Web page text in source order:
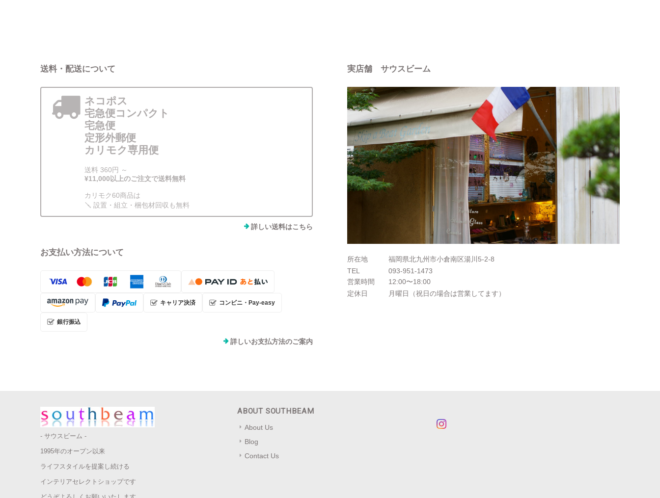
送料・配送について
ネコポス
宅急便コンパクト
宅急便
定形外郵便
カリモク専用便
送料 360円 ～
¥11,000以上のご注文で送料無料
カリモク60商品は
🪛 設置・組立・梱包材回収も無料
詳しい送料はこちら
お支払い方法について
キャリア決済 コンビニ・Pay-easy
銀行振込
詳しいお支払方法のご案内
実店舗 サウスビーム
所在地
福岡県北九州市小倉南区湯川5-2-8
TEL
093-951-1473
営業時間
12:00〜18:00
定休日
月曜日（祝日の場合は営業してます）
- サウスビーム -
1995年のオープン以来
ライフスタイルを提案し続ける
インテリアセレクトショップです
ABOUT SOUTHBEAM
About Us
Blog
Contact Us